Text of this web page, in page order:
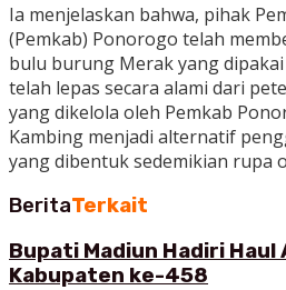
Ia menjelaskan bahwa, pihak
(Pemkab) Ponorogo telah
bulu burung Merak yang
telah lepas secara alami dari
yang dikelola oleh Pemkab
Kambing menjadi alternatif
yang dibentuk sedemikian rupa
BeritaTerkait
Bupati Madiun Hadiri Haul
Kabupaten ke-458